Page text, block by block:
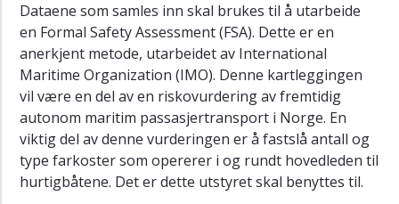
kai
PROSIM
Studier
Om
oss
Kontakt
Ansatte
Dataene som samles inn skal brukes til å utarbeide
en Formal Safety Assessment (FSA). Dette er en
anerkjent metode, utarbeidet av International
Maritime Organization (IMO). Denne kartleggingen
vil være en del av en riskovurdering av fremtidig
autonom maritim passasjertransport i Norge. En
viktig del av denne vurderingen er å fastslå antall og
type farkoster som opererer i og rundt hovedleden til
hurtigbåtene. Det er dette utstyret skal benyttes til.